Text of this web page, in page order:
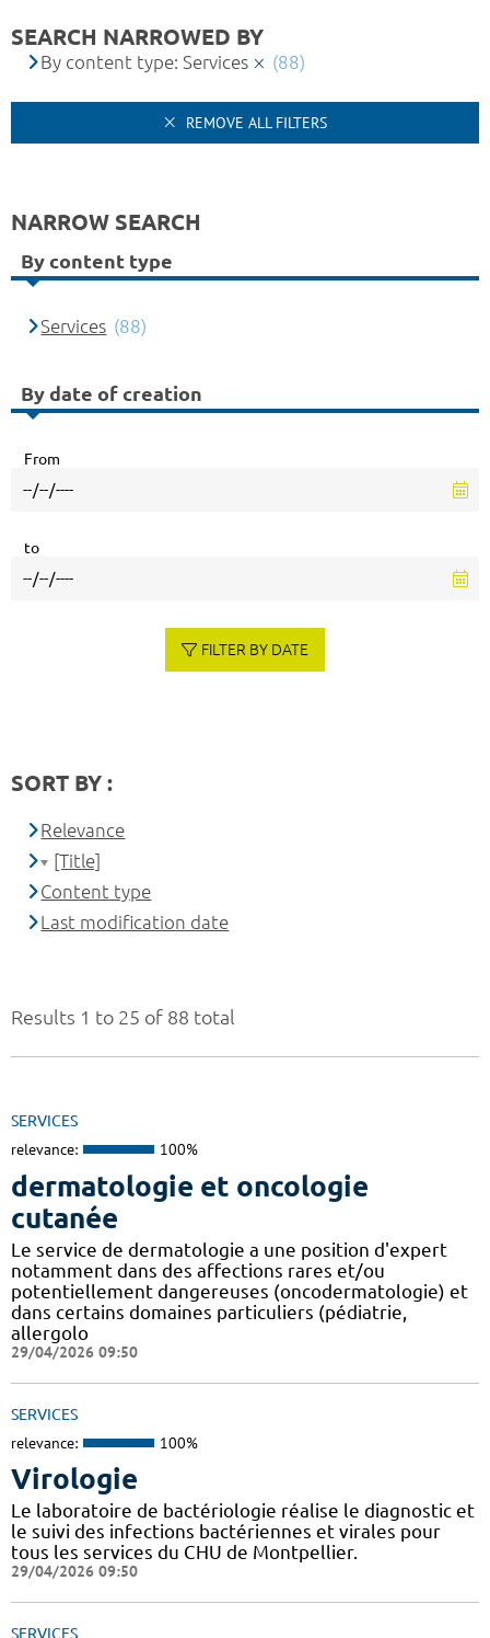
Results 1 to 25 of 88 total
SERVICES
relevance: 100%
dermatologie et oncologie
cutanée
Le service de dermatologie a une position d'expert
notamment dans des affections rares et/ou
potentiellement dangereuses (oncodermatologie) et
dans certains domaines particuliers (pédiatrie,
allergolo
29/04/2026 09:50
SERVICES
relevance: 100%
Virologie
Le laboratoire de bactériologie réalise le diagnostic et
le suivi des infections bactériennes et virales pour
tous les services du CHU de Montpellier.
29/04/2026 09:50
SERVICES
SEARCH NARROWED BY
By content type: Services (88)
REMOVE ALL FILTERS
NARROW SEARCH
By content type
Services (88)
By date of creation
From
to
FILTER BY DATE
SORT BY :
Relevance
[Title]
Content type
Last modification date